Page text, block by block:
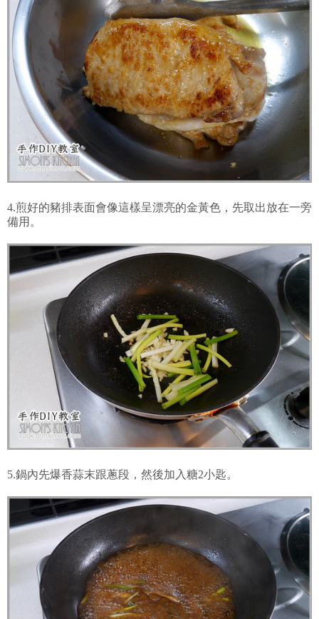
4.煎好的豬排表面會像這樣呈漂亮的金黃色，先取出放在一旁
備用。
5.鍋內先爆香蒜末跟蔥段，然後加入糖2小匙。